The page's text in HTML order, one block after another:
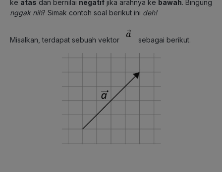
ke atas dan bernilai negatif jika arahnya ke bawah. Bingung
nggak nih? Simak contoh soal berikut ini deh!
Misalkan, terdapat sebuah vektor sebagai berikut.